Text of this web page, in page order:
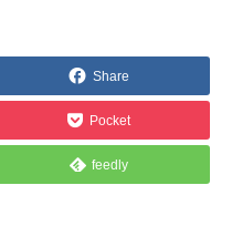
Share
Pocket
feedly